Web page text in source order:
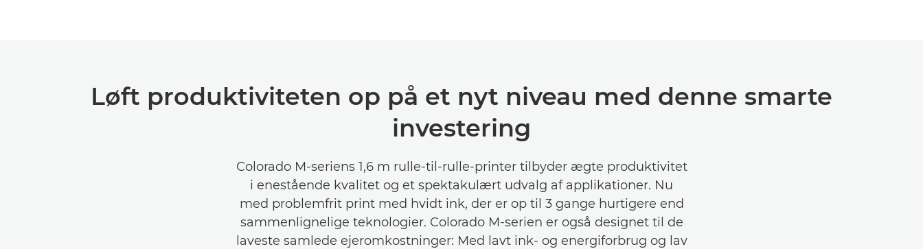
Løft produktiviteten op på et nyt niveau med denne smarte
investering
Colorado M-seriens 1,6 m rulle-til-rulle-printer tilbyder ægte produktivitet
i enestående kvalitet og et spektakulært udvalg af applikationer. Nu
med problemfrit print med hvidt ink, der er op til 3 gange hurtigere end
sammenlignelige teknologier. Colorado M-serien er også designet til de
laveste samlede ejeromkostninger: Med lavt ink- og energiforbrug og lav